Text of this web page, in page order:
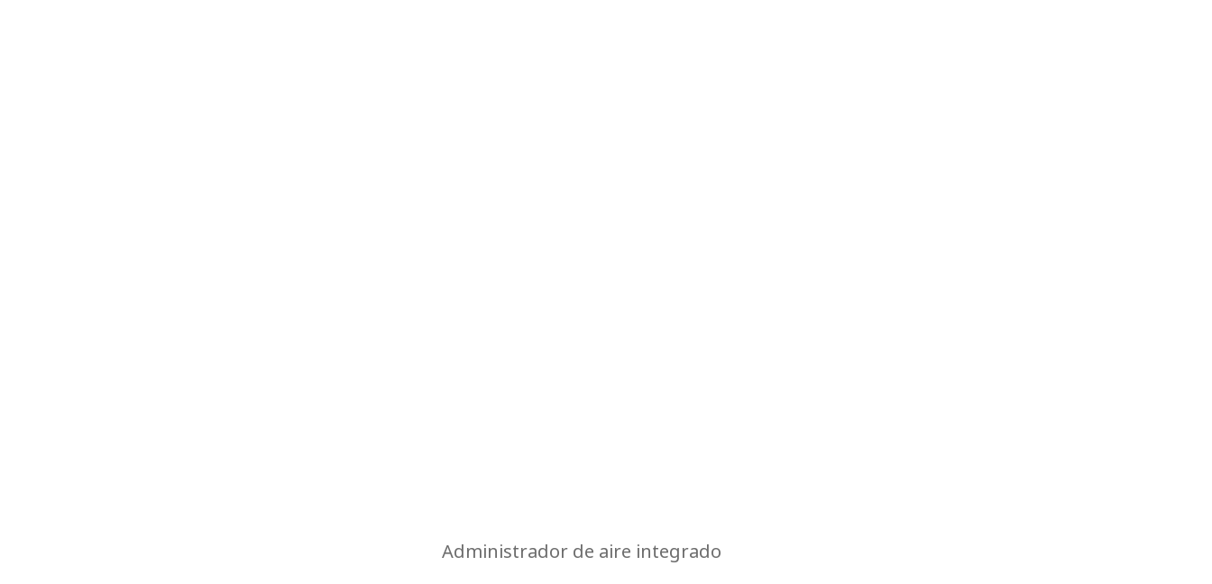
Administrador de aire integrado